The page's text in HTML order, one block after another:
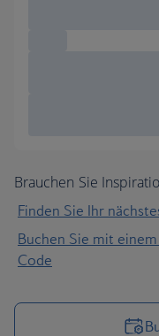
Brauchen Sie
Finden Sie Ihr
Buchen Sie mit
Code